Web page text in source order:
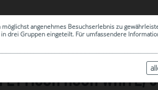
angenehmes Besuchserlebnis zu
drei Gruppen eingeteilt. Für umfassendere
HOCH WHITE,